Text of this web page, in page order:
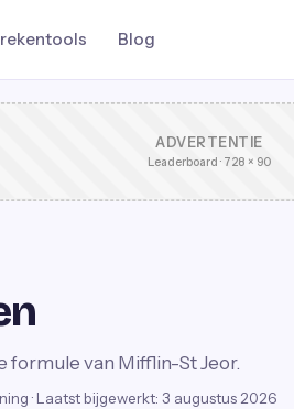
Blog
ADVERTENTIE
Leaderboard · 728 × 90
formule van Mifflin-St Jeor.
· Laatst bijgewerkt: 3 augustus 2026